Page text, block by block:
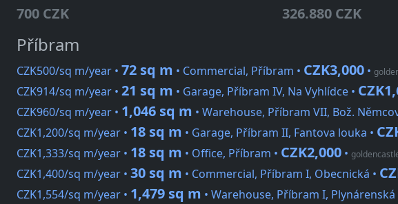
700 CZK 326.880 CZK
Příbram
CZK500/sq m/year • 72 sq m • Commercial, Příbram • CZK3,000 •
CZK914/sq m/year • 21 sq m • Garage, Příbram IV, Na Vyhlídce •
CZK960/sq m/year • 1,046 sq m • Warehouse, Příbram VII, Bož.
CZK1,200/sq m/year • 18 sq m • Garage, Příbram II, Fantova louka •
CZK1,333/sq m/year • 18 sq m • Office, Příbram • CZK2,000 •
CZK1,400/sq m/year • 30 sq m • Commercial, Příbram I, Obecnická •
CZK1,554/sq m/year • 1,479 sq m • Warehouse, Příbram I, Plynárenská